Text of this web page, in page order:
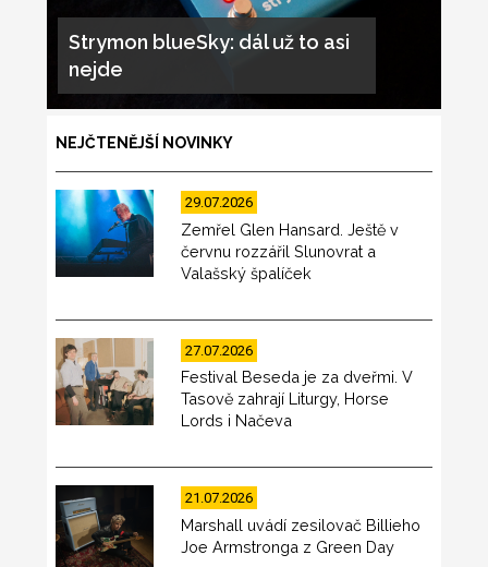
Strymon blueSky: dál už to asi
nejde
NEJČTENĚJŠÍ NOVINKY
29.07.2026
Zemřel Glen Hansard. Ještě v
červnu rozzářil Slunovrat a
Valašský špalíček
27.07.2026
Festival Beseda je za dveřmi. V
Tasově zahrají Liturgy, Horse
Lords i Načeva
21.07.2026
Marshall uvádí zesilovač Billieho
Joe Armstronga z Green Day